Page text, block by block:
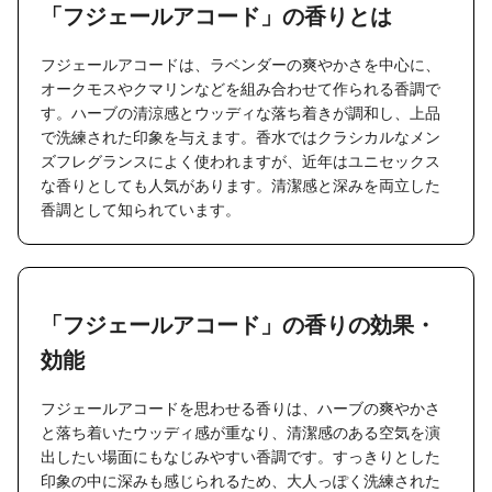
「フジェールアコード」の香りとは
フジェールアコードは、ラベンダーの爽やかさを中心に、
オークモスやクマリンなどを組み合わせて作られる香調で
す。ハーブの清涼感とウッディな落ち着きが調和し、上品
で洗練された印象を与えます。香水ではクラシカルなメン
ズフレグランスによく使われますが、近年はユニセックス
な香りとしても人気があります。清潔感と深みを両立した
香調として知られています。
「フジェールアコード」の香りの効果・
効能
フジェールアコードを思わせる香りは、ハーブの爽やかさ
と落ち着いたウッディ感が重なり、清潔感のある空気を演
出したい場面にもなじみやすい香調です。すっきりとした
印象の中に深みも感じられるため、大人っぽく洗練された